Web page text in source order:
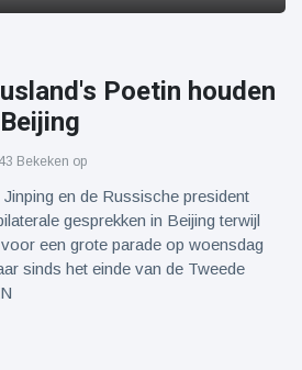
Poetin houden
Bekeken op
en de Russische president
gesprekken in Beijing terwijl
een grote parade op woensdag
sinds het einde van de Tweede